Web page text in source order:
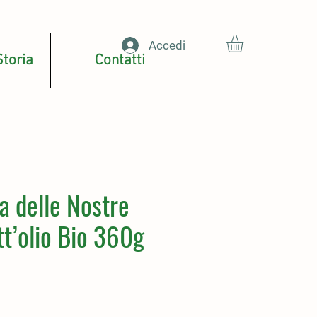
Contatti
Accedi
delle Nostre
Bio 360g